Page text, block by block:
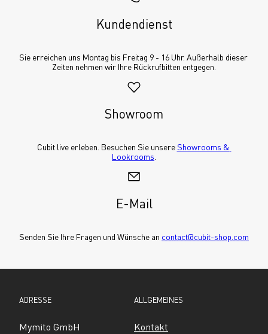
Kundendienst
Sie erreichen uns Montag bis Freitag 9 - 16 Uhr. Außerhalb dieser
Zeiten nehmen wir Ihre Rückrufbitten entgegen.
Showroom
Cubit live erleben. Besuchen Sie unsere Showrooms &
Lookrooms
E-Mail
Senden Sie Ihre Fragen und Wünsche an contact@cubit-shop.com
ADRESSE
Mymito GmbH
ALLGEMEINES
Kontakt